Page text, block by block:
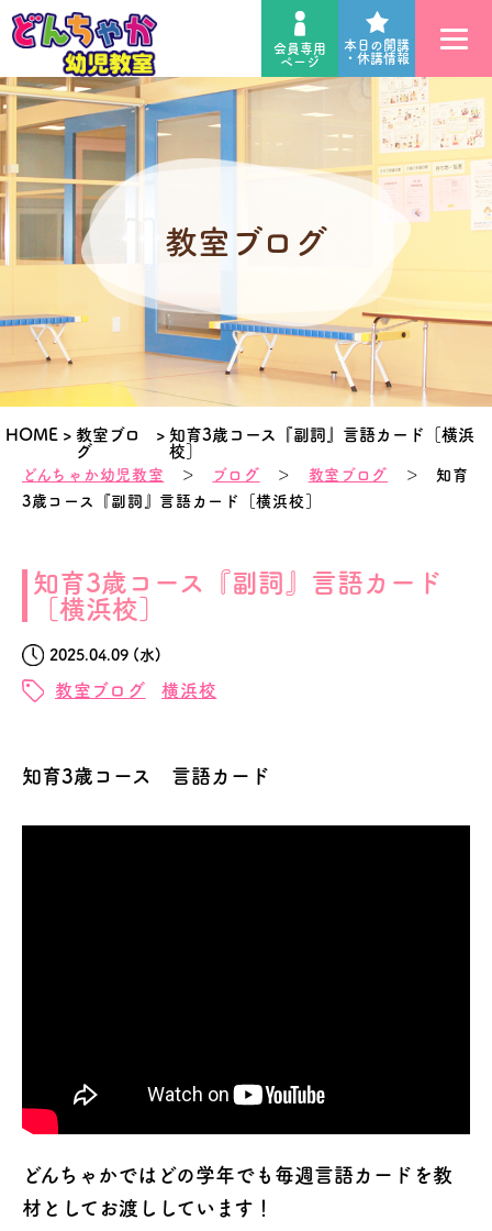
会員専用
ページ
本日の開講
・休講情報
HOME > 教室ブロ
グ
> 知育3歳コース『副詞』言語カード［横浜
校］
教室ブログ
どんちゃか幼児教室 ＞ ブログ ＞ 教室ブログ
＞ 知育
3歳コース『副詞』言語カード［横浜校］
知育3歳コース『副詞』言語カード
［横浜校］
2025.04.09 (水)
教室ブログ 横浜校
知育3歳コース 言語カード
どんちゃかではどの学年でも毎週言語カードを教
材としてお渡ししています！